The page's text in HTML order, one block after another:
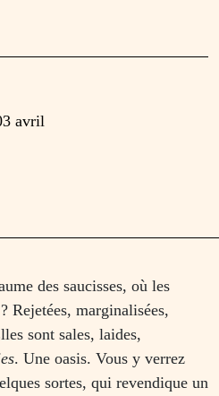
avril
des saucisses, où les
Rejetées, marginalisées,
sont sales, laides,
. Une oasis. Vous y verrez
sortes, qui revendique un